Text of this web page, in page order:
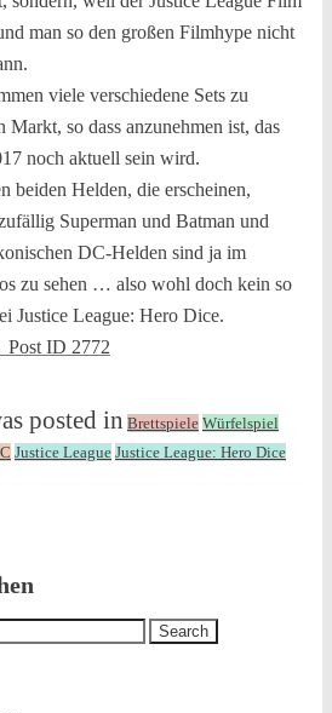
man so den großen Filmhype nicht
viele verschiedene Sets zu
Markt, so dass anzunehmen ist, das
noch aktuell sein wird.
beiden Helden, die erscheinen,
Superman und Batman und
DC-Helden sind ja im
zu sehen … also wohl doch kein so
Justice League: Hero Dice.
Post ID 2772
posted in Brettspiele Würfelspiel
Justice League Justice League: Hero Dice